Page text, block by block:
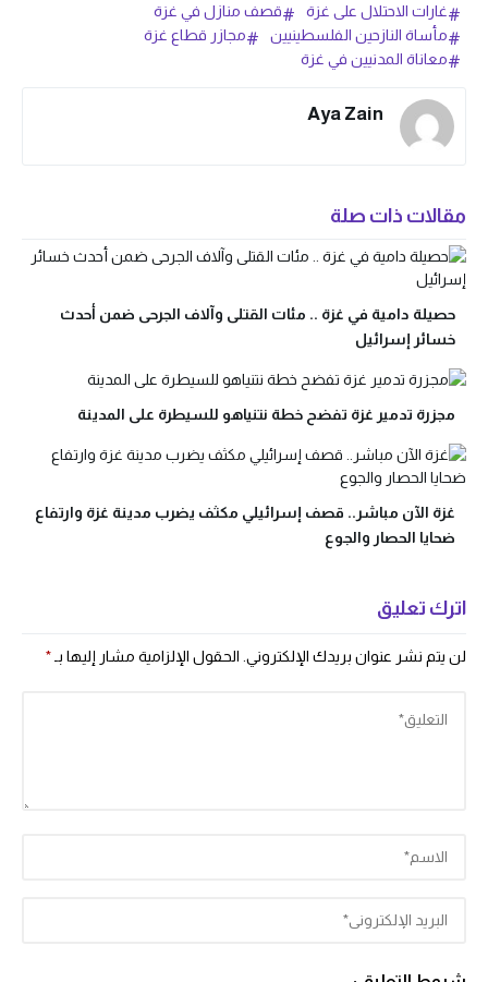
غارات الاحتلال على غزة
قصف منازل في غزة
مأساة النازحين الفلسطينيين
مجازر قطاع غزة
معاناة المدنيين في غزة
Aya Zain
مقالات ذات صلة
حصيلة دامية في غزة .. مئات القتلى وآلاف الجرحى ضمن أحدث
خسائر إسرائيل
مجزرة تدمير غزة تفضح خطة نتنياهو للسيطرة على المدينة
غزة الآن مباشر.. قصف إسرائيلي مكثف يضرب مدينة غزة وارتفاع
ضحايا الحصار والجوع
اترك تعليق
لن يتم نشر عنوان بريدك الإلكتروني. الحقول الإلزامية مشار إليها بـ*